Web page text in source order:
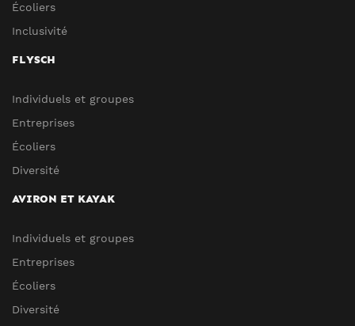
Écoliers
Inclusivité
FLYSCH
Individuels et groupes
Entreprises
Écoliers
Diversité
AVIRON ET KAYAK
Individuels et groupes
Entreprises
Écoliers
Diversité